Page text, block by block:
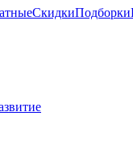
СкидкиПодборки